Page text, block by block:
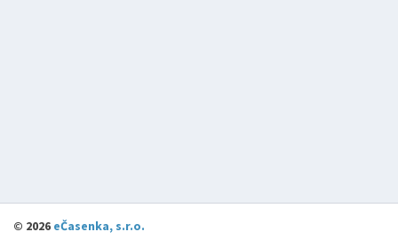
© 2026 eČasenka, s.r.o.